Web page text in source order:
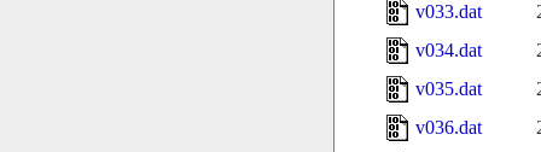
v033.dat
v034.dat
v035.dat
v036.dat